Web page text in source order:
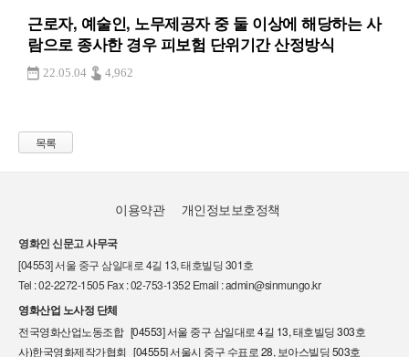
근로자, 예술인, 노무제공자 중 둘 이상에 해당하는 사
람으로 종사한 경우 피보험 단위기간 산정방식
22.05.04 4,962
목록
이용약관 개인정보보호정책
영화인 신문고 사무국
[04553] 서울 중구 삼일대로 4길 13, 태호빌딩 301호
Tel : 02-2272-1505 Fax : 02-753-1352 Email : admin@sinmungo.kr
영화산업 노사정 단체
전국영화산업노동조합 [04553] 서울 중구 삼일대로 4길 13, 태호빌딩 303호
사)한국영화제작가협회 [04555] 서울시 중구 수표로 28, 보아스빌딩 503호